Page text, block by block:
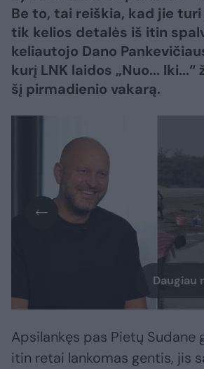
Be to, tai reiškia, kad jie
tik kelios detalės iš itin
keliautojo Dano
kurį LNK laidos „Nuo... Iki...“
šį pirmadienio vakarą.
Daugiau
Apsilankęs pas Pietų Sudane
itin retai lankomas gentis, jis